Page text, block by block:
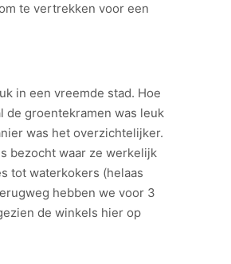
te vertrekken voor een
in een vreemde stad. Hoe
de groentekramen was leuk
was het overzichtelijker.
bezocht waar ze werkelijk
tot waterkokers (helaas
hebben we voor 3
de winkels hier op